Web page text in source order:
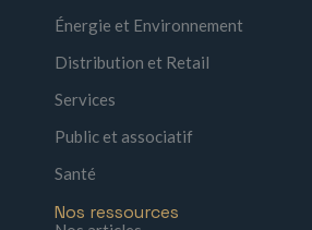
Énergie et Environnement
Distribution et Retail
Services
Public et associatif
Santé
Nos ressources